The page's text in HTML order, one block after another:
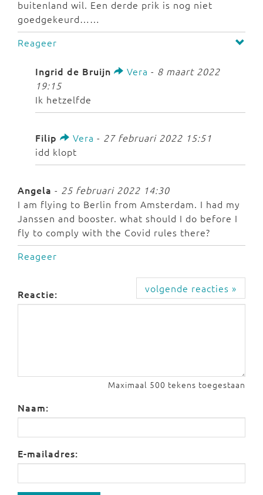
buitenland wil. Een derde prik is nog niet
goedgekeurd……
Reageer
Ingrid de Bruijn Vera - 8 maart 2022
19:15
Ik hetzelfde
Filip Vera - 27 februari 2022 15:51
idd klopt
Angela - 25 februari 2022 14:30
I am flying to Berlin from Amsterdam. I had my
Janssen and booster. what should I do before I
fly to comply with the Covid rules there?
Reageer
volgende reacties »
Reactie:
Maximaal 500 tekens toegestaan
Naam:
E-mailadres: